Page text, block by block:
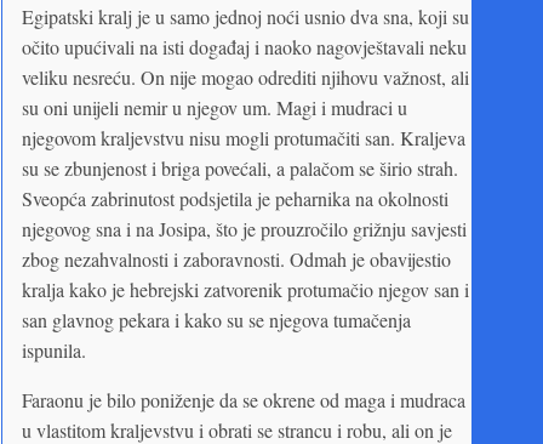
Egipatski kralj je u samo jednoj noći usnio dva sna, koji su
očito upućivali na isti događaj i naoko nagovještavali neku
veliku nesreću. On nije mogao odrediti njihovu važnost, ali
su oni unijeli nemir u njegov um. Magi i mudraci u
njegovom kraljevstvu nisu mogli protumačiti san. Kraljeva
su se zbunjenost i briga povećali, a palačom se širio strah.
Sveopća zabrinutost podsjetila je peharnika na okolnosti
njegovog sna i na Josipa, što je prouzročilo grižnju savjesti
zbog nezahvalnosti i zaboravnosti. Odmah je obavijestio
kralja kako je hebrejski zatvorenik protumačio njegov san i
san glavnog pekara i kako su se njegova tumačenja
ispunila.
Faraonu je bilo poniženje da se okrene od maga i mudraca
u vlastitom kraljevstvu i obrati se strancu i robu, ali on je